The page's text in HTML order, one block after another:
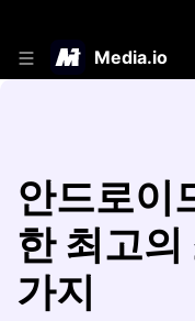
Media.io
안드로이
한 최고의
가지